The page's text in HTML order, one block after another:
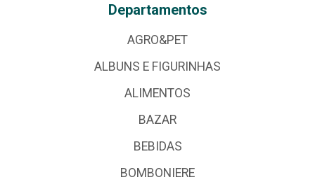
Departamentos
AGRO&PET
ALBUNS E FIGURINHAS
ALIMENTOS
BAZAR
BEBIDAS
BOMBONIERE